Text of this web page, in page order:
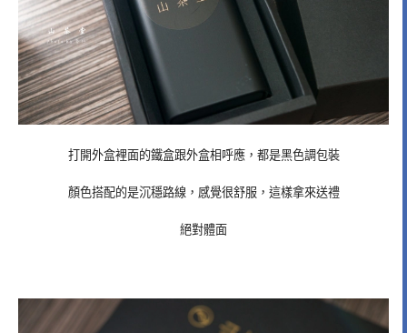
打開外盒裡面的鐵盒跟外盒相呼應，都是黑色調包裝
顏色搭配的是沉穩路線，感覺很舒服，這樣拿來送禮
絕對體面